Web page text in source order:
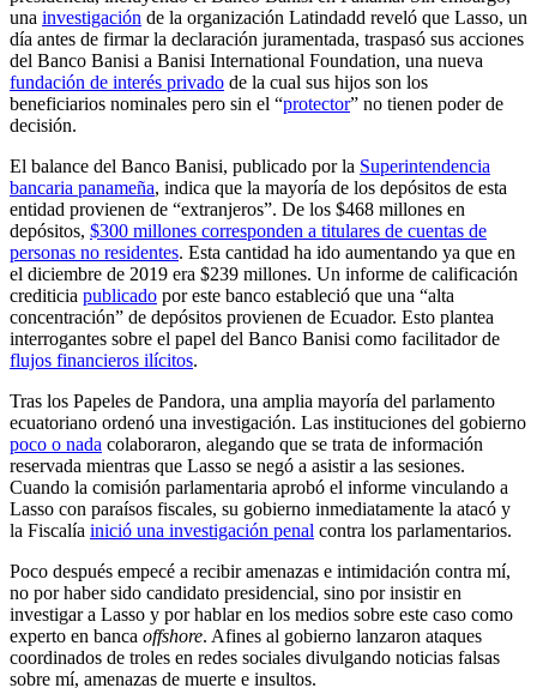
una investigación de la organización Latindadd reveló que Lasso, un
día antes de firmar la declaración juramentada, traspasó sus acciones
del Banco Banisi a Banisi International Foundation, una nueva
fundación de interés privado de la cual sus hijos son los
beneficiarios nominales pero sin el “protector” no tienen poder de
decisión.
El balance del Banco Banisi, publicado por la Superintendencia
bancaria panameña, indica que la mayoría de los depósitos de esta
entidad provienen de “extranjeros”. De los $468 millones en
depósitos, $300 millones corresponden a titulares de cuentas de
personas no residentes. Esta cantidad ha ido aumentando ya que en
el diciembre de 2019 era $239 millones. Un informe de calificación
crediticia publicado por este banco estableció que una “alta
concentración” de depósitos provienen de Ecuador. Esto plantea
interrogantes sobre el papel del Banco Banisi como facilitador de
flujos financieros ilícitos.
Tras los Papeles de Pandora, una amplia mayoría del parlamento
ecuatoriano ordenó una investigación. Las instituciones del gobierno
poco o nada colaboraron, alegando que se trata de información
reservada mientras que Lasso se negó a asistir a las sesiones.
Cuando la comisión parlamentaria aprobó el informe vinculando a
Lasso con paraísos fiscales, su gobierno inmediatamente la atacó y
la Fiscalía inició una investigación penal contra los parlamentarios.
Poco después empecé a recibir amenazas e intimidación contra mí,
no por haber sido candidato presidencial, sino por insistir en
investigar a Lasso y por hablar en los medios sobre este caso como
experto en banca offshore. Afines al gobierno lanzaron ataques
coordinados de troles en redes sociales divulgando noticias falsas
sobre mí, amenazas de muerte e insultos.